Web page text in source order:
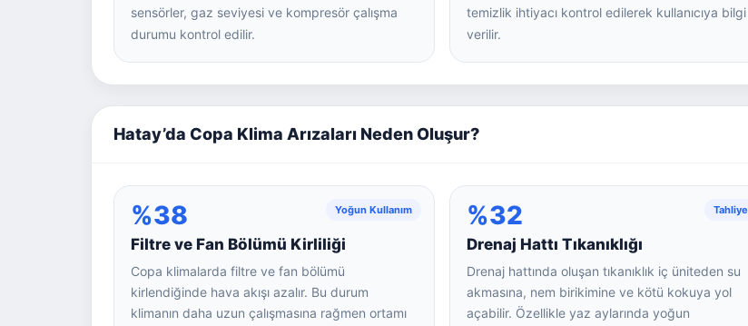
sensörler, gaz seviyesi ve kompresör çalışma
durumu kontrol edilir.
temizlik ihtiyacı kontrol edilerek kullanıcıya bilgi
verilir.
Hatay’da Copa Klima Arızaları Neden Oluşur?
Yoğun Kullanım
%38
Filtre ve Fan Bölümü Kirliliği
Copa klimalarda filtre ve fan bölümü
kirlendiğinde hava akışı azalır. Bu durum
klimanın daha uzun çalışmasına rağmen ortamı
Tahliye
%32
Drenaj Hattı Tıkanıklığı
Drenaj hattında oluşan tıkanıklık iç üniteden su
akmasına, nem birikimine ve kötü kokuya yol
açabilir. Özellikle yaz aylarında yoğun